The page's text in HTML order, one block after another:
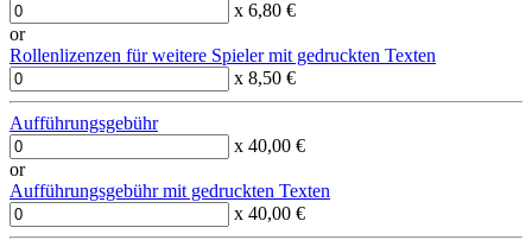
x 6,80 €
or
Rollenlizenzen für weitere Spieler mit gedruckten Texten
x 8,50 €
Aufführungsgebühr
x 40,00 €
or
Aufführungsgebühr mit gedruckten Texten
x 40,00 €